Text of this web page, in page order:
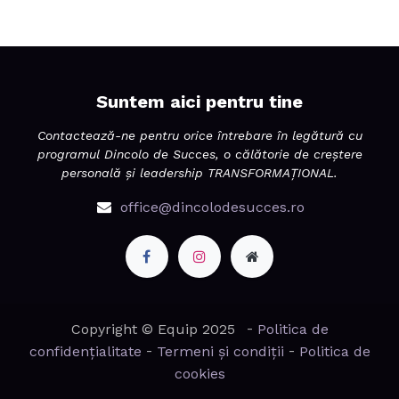
Suntem aici pentru tine
Contactează-ne pentru orice întrebare în legătură cu
programul Dincolo de Succes, o călătorie de creștere
personală și leadership TRANSFORMAȚIONAL.
office@dincolodesucces.ro
Copyright © Equip 2025 - Politica de
confidențialitate - Termeni și condiții - Politica de
cookies